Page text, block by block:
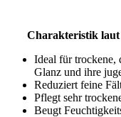
Charakteristik laut
Ideal für trockene,
Glanz und ihre
Reduziert feine
Pflegt sehr
Beugt